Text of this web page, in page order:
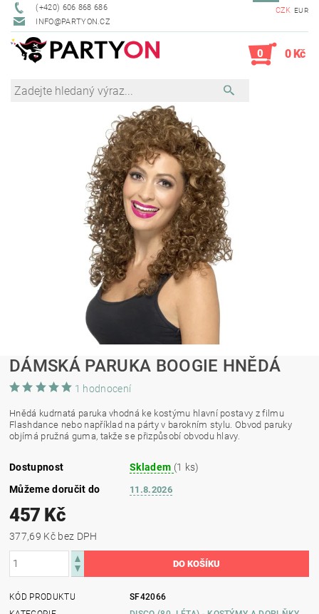
(+420) 606 868 686
INFO@PARTYON.CZ
CZK EUR
0 0 Kč
DÁMSKÁ PARUKA BOOGIE HNĚDÁ
1 hodnocení
Hnědá kudrnatá paruka vhodná ke kostýmu hlavní postavy z filmu
Flashdance nebo například na párty v barokním stylu. Obvod paruky
objímá pružná guma, takže se přizpůsobí obvodu hlavy.
Dostupnost Skladem (1 ks)
Můžeme doručit do
11.8.2026
457 Kč
377,69 Kč bez DPH
KÓD PRODUKTU
SF42066